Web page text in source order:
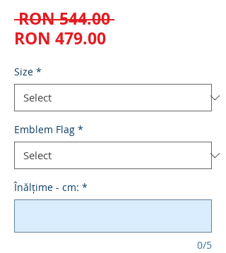
RON 544.00 Regular
RON 479.00Sale
Size *
Emblem Flag *
Înălțime - cm: *
0/5